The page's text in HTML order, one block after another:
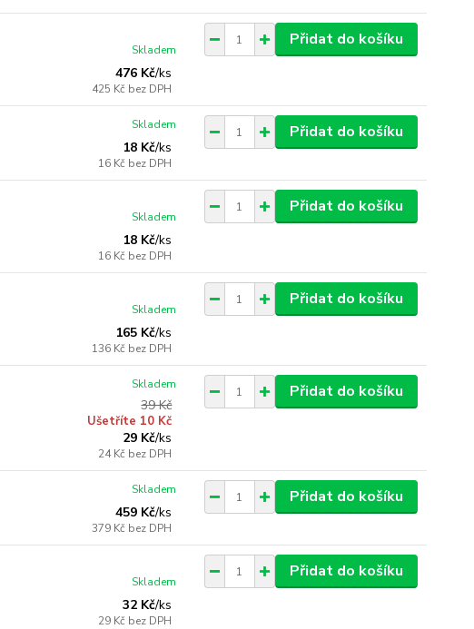
476 Kč/ks
425 Kč bez DPH
Skladem
Přidat do košíku
18 Kč/ks
16 Kč bez DPH
Skladem Přidat do košíku
18 Kč/ks
16 Kč bez DPH
Skladem
Přidat do košíku
165 Kč/ks
136 Kč bez DPH
Skladem
Přidat do košíku
39 Kč
Ušetříte 10 Kč
29 Kč/ks
24 Kč bez DPH
Skladem Přidat do košíku
459 Kč/ks
379 Kč bez DPH
Skladem Přidat do košíku
32 Kč/ks
29 Kč bez DPH
Skladem
Přidat do košíku